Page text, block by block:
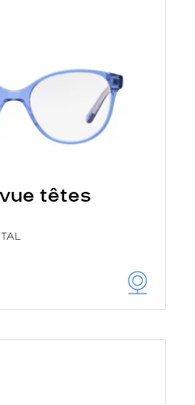
têtes